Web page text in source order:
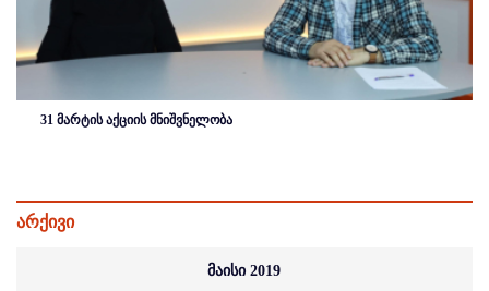
31 მარტის აქციის მნიშვნელობა
არქივი
მაისი 2019